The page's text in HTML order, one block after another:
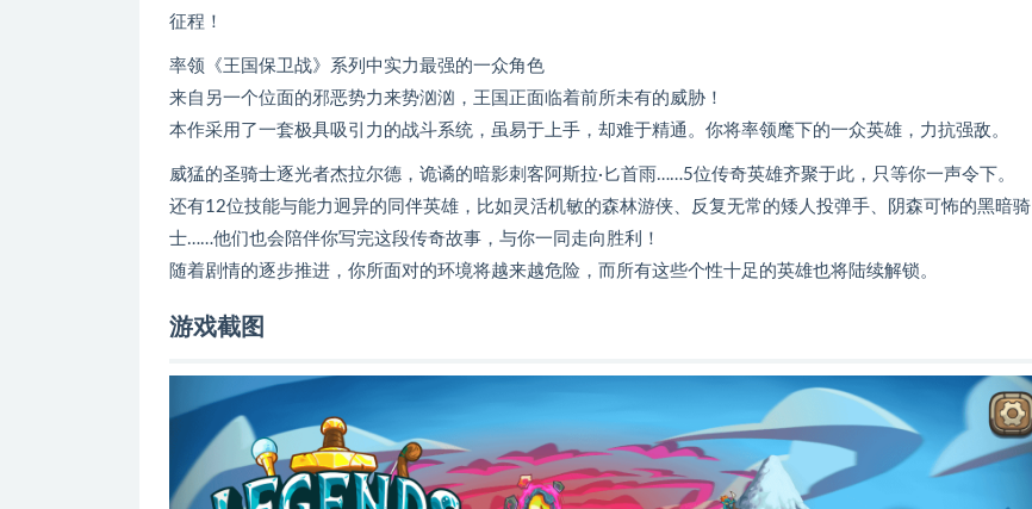
征程！
率领《王国保卫战》系列中实力最强的一众角色
来自另一个位面的邪恶势力来势汹汹，王国正面临着前所未有的威胁！
本作采用了一套极具吸引力的战斗系统，虽易于上手，却难于精通。你将率领麾下的一众英雄，力抗强敌。
威猛的圣骑士逐光者杰拉尔德，诡谲的暗影刺客阿斯拉·匕首雨……5位传奇英雄齐聚于此，只等你一声令下。
还有12位技能与能力迥异的同伴英雄，比如灵活机敏的森林游侠、反复无常的矮人投弹手、阴森可怖的黑暗骑
士……他们也会陪伴你写完这段传奇故事，与你一同走向胜利！
随着剧情的逐步推进，你所面对的环境将越来越危险，而所有这些个性十足的英雄也将陆续解锁。
游戏截图